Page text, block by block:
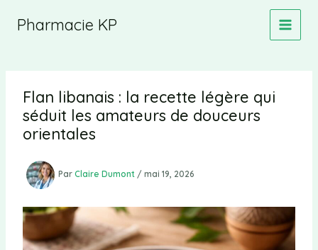
Pharmacie KP
Flan libanais : la recette légère qui
séduit les amateurs de douceurs
orientales
Par Claire Dumont / mai 19, 2026